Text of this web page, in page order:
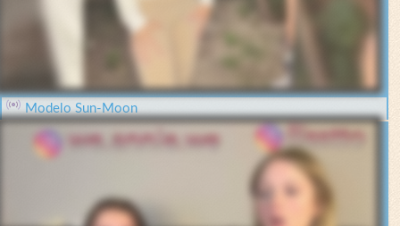
Modelo Sun-Moon